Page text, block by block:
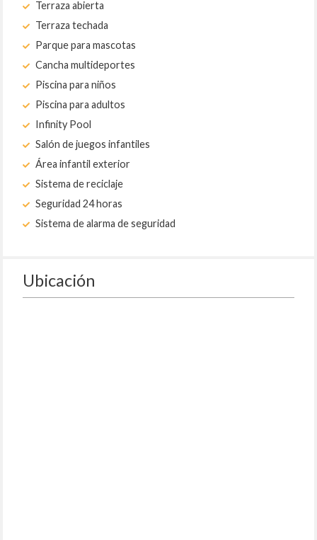
Terraza abierta
Terraza techada
Parque para mascotas
Cancha multideportes
Piscina para niños
Piscina para adultos
Infinity Pool
Salón de juegos infantiles
Área infantil exterior
Sistema de reciclaje
Seguridad 24 horas
Sistema de alarma de seguridad
Ubicación